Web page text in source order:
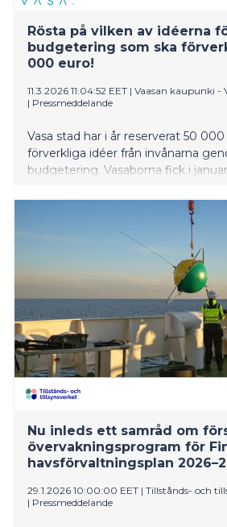
Rösta på vilken av idéerna
budgetering som ska
000 euro!
11.3.2026 11:04:52 EET | Vaasan kaupunki -
| Pressmeddelande
Vasa stad har i år reserverat 50
förverkliga idéer från invånarna
budgetering. Vasaborna fick i
omröstning om vinnaren är öppen
vinnande idén offentliggörs 10.4.
Nu inleds ett samråd om
övervakningsprogram för
havsförvaltningsplan
29.1.2026 10:00:00 EET | Tillstånds- och
| Pressmeddelande